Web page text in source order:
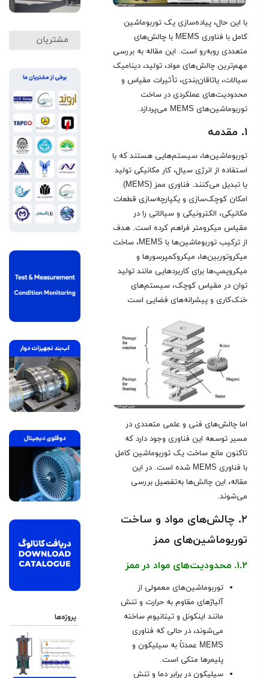
با این حال، پیاده‌سازی یک توربوماشین
کامل با فناوری MEMS با چالش‌های
متعددی روبه‌رو است. این مقاله به بررسی
مهم‌ترین چالش‌های مواد، تولید، دینامیک
سیالات، یاتاقان‌بندی، تأثیرات مقیاس و
محدودیت‌های عملکردی در ساخت
توربوماشین‌های MEMS می‌پردازد
.
۱. مقدمه
توربوماشین‌ها، سیستم‌هایی هستند که با
استفاده از انرژی سیال، کار مکانیکی تولید
یا تبدیل می‌کنند. فناوری ممز (MEMS)
امکان کوچک‌سازی و یکپارچه‌سازی قطعات
مکانیکی، الکترونیکی و سیالاتی را در
مقیاس میکرومتر فراهم کرده است. هدف
از ترکیب توربوماشین‌ها با MEMS، ساخت
میکروتوربین‌ها، میکروکمپرسورها و
میکروپمپ‌ها برای کاربردهایی مانند تولید
توان در مقیاس کوچک، سیستم‌های
خنک‌کاری و پیشرانه‌های فضایی است
اما چالش‌های فنی و علمی متعددی در
مسیر توسعه این فناوری وجود دارد که
تاکنون مانع ساخت یک توربوماشین کامل
با فناوری MEMS شده است. در این
مقاله، این چالش‌ها به‌تفصیل بررسی
می‌شوند.
۲. چالش‌های مواد و ساخت
توربوماشین‌های ممز
۱.۲. محدودیت‌های مواد در ممز
توربوماشین‌های معمولی از
آلیاژهای مقاوم به حرارت و تنش
مانند اینکونل و تیتانیوم ساخته
می‌شوند، در حالی که فناوری
MEMS عمدتاً به سیلیکون و
پلیمرها متکی است.
سیلیکون در برابر دما و تنش
مشتریان
پروژه‌ها